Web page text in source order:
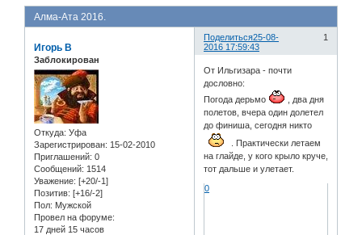
Алма-Ата 2016.
Поделиться 1
25-08-
2016 17:59:43
Игорь В
Заблокирован
Откуда: Уфа
Зарегистрирован: 15-02-2010
Приглашений: 0
Сообщений: 1514
Уважение: [+20/-1]
Позитив: [+16/-2]
Пол: Мужской
Провел на форуме:
17 дней 15 часов
От Ильгизара - почти
дословно:
Погода дерьмо
, два дня
полетов, вчера один долетел
до финиша, сегодня никто
. Практически летаем
на глайде, у кого крыло круче,
тот дальше и улетает.
0